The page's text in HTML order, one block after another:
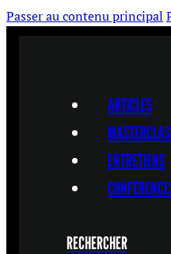
Passer au contenu principal
ARTICLES
ENTRETIENS
RECHERCHER